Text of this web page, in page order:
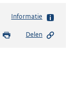
Informatie
Delen